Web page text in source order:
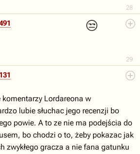
28
😒
29
Lordareona w
lubie słuchac jego recenzji bo
powie. A to ze nie ma podejścia do
bo chodzi o to, żeby pokazac jak
zwykłego gracza a nie fana gatunku